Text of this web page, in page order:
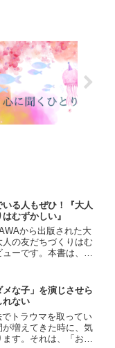
いる人もぜひ！『大人
むずかしい』
から出版された大
の友だちづくりはむ
ーです。本書は、
。どんな本？友だち
良...
メな子」を演じさせら
れない
トラウマを取ってい
が増えてきた時に、気
す。それは、「お、